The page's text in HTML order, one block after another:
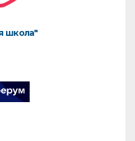
школа"